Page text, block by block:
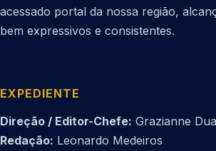
acessado portal da nossa região,
bem expressivos e consistentes.
EXPEDIENTE
Direção / Editor-Chefe: Grazianne
Redação: Leonardo Medeiros